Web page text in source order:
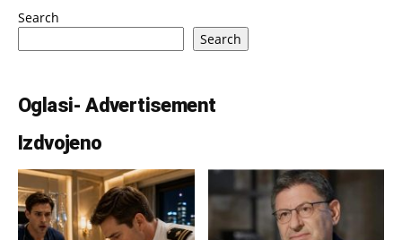
Search
Search
Oglasi- Advertisement
Izdvojeno